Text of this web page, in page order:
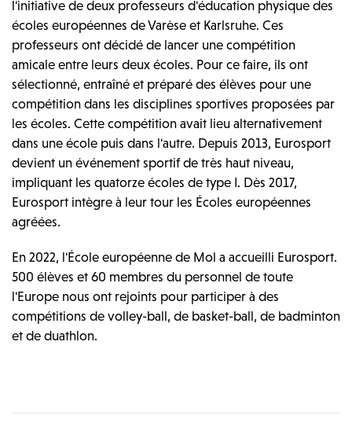
l'initiative de deux professeurs d'éducation physique des
écoles européennes de Varèse et Karlsruhe. Ces
professeurs ont décidé de lancer une compétition
amicale entre leurs deux écoles. Pour ce faire, ils ont
sélectionné, entraîné et préparé des élèves pour une
compétition dans les disciplines sportives proposées par
les écoles. Cette compétition avait lieu alternativement
dans une école puis dans l'autre. Depuis 2013, Eurosport
devient un événement sportif de très haut niveau,
impliquant les quatorze écoles de type I. Dès 2017,
Eurosport intègre à leur tour les Écoles européennes
agréées.
En 2022, l'École européenne de Mol a accueilli Eurosport.
500 élèves et 60 membres du personnel de toute
l'Europe nous ont rejoints pour participer à des
compétitions de volley-ball, de basket-ball, de badminton
et de duathlon.